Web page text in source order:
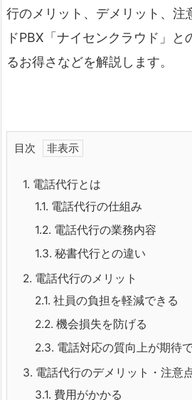
行のメリット、デメリット、注
ドPBX「ナイセンクラウド」と
るお得さなどを解説します。
目次
1. 電話代行とは
1.1. 電話代行の仕組み
1.2. 電話代行の業務内容
1.3. 秘書代行との違い
2. 電話代行のメリット
2.1. 社員の負担を軽減できる
2.2. 機会損失を防げる
2.3. 電話対応の質向上が期待
3. 電話代行のデメリット・注意
3.1. 費用がかかる